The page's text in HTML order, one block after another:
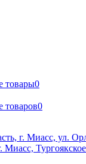
товары0
товаров0
г. Миасс, ул.
Миасс,